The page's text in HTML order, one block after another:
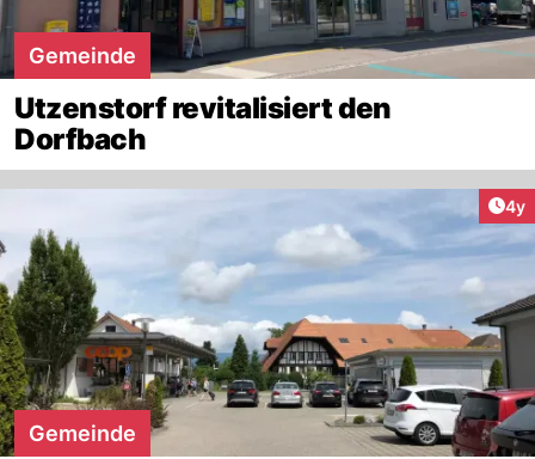
Gemeinde
Utzenstorf revitalisiert den
Dorfbach
4y
Gemeinde